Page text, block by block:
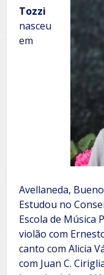
Tozzi
nasceu
em
Avellaneda,
Estudou no
Escola de Música
violão com
canto com Alicia
com Juan C.